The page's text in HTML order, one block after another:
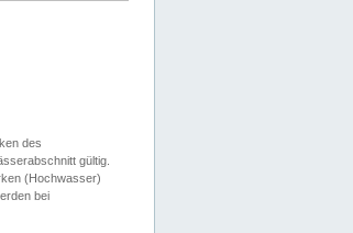
des
gültig.
(Hochwasser)
bei